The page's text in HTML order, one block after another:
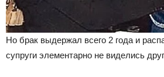
Но брак выдержал всего 2 года и
супруги элементарно не виделись